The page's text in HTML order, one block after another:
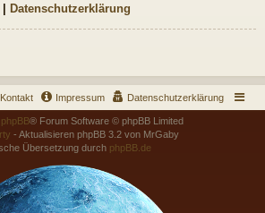
| Datenschutzerklärung
Datenschutzerklärung
Impressum
Kontakt
phpBB® Forum Software © phpBB Limited
- Aktualisieren phpBB 3.2 von MrGaby
Übersetzung durch phpBB.de